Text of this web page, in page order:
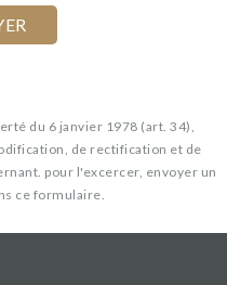
du 6 janvier 1978 (art. 34),
de rectification et de
pour l'excercer, envoyer un
ce formulaire.